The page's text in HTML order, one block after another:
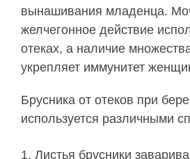
вынашивания младенца.
желчегонное действие
отеках, а наличие
укрепляет иммунитет
Брусника от отеков при
используется различными
Листья брусники